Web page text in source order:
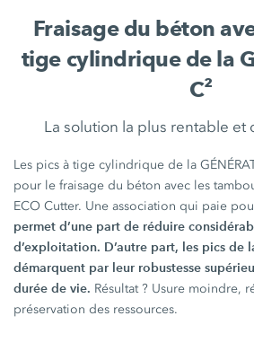
Fraisage du béton
tige cylindrique de la
C²
La solution la plus rentable et
Les pics à tige cylindrique de la
pour le fraisage du béton avec les
ECO Cutter. Une association qui paie
permet d’une part de réduire
d’exploitation. D’autre part, les pics de
démarquent par leur robustesse
durée de vie. Résultat ? Usure moindre,
préservation des ressources.